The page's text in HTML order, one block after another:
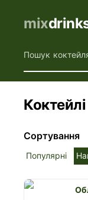
mix
Пошук
Сортування
Популярні